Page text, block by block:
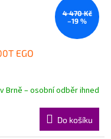
4 470 Kč
–19 %
EGO
Brně – osobní odběr ihned
Do košíku